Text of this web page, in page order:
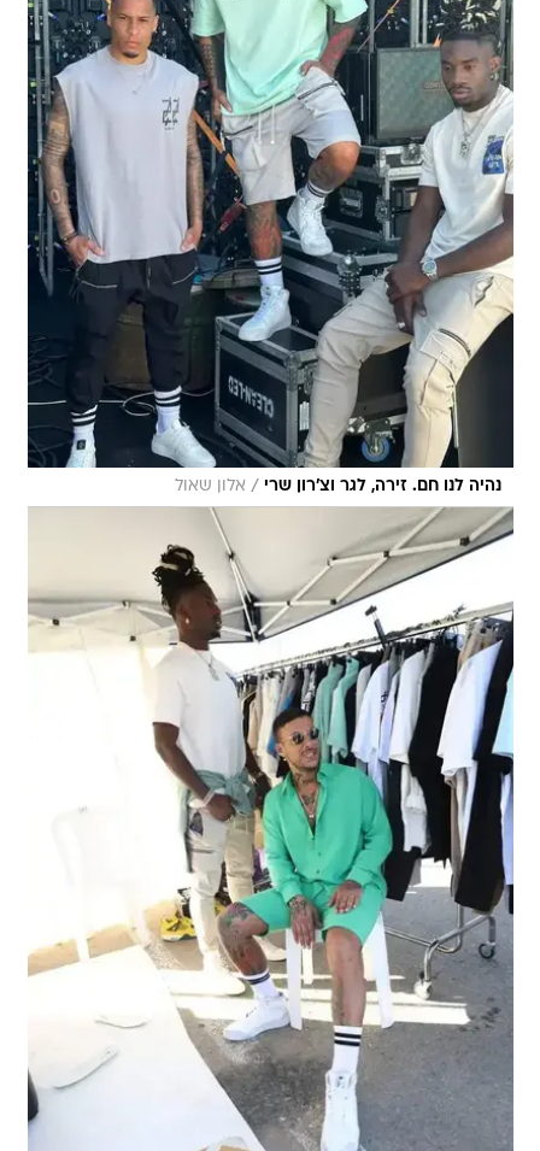
נהיה לנו חם. זירה, לגר וצ'רון שרי / אלון שאול